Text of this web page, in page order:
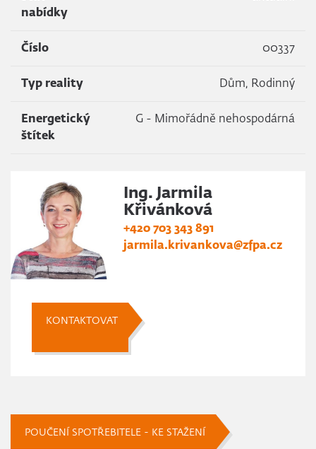
nabídky
Číslo 00337
Typ reality Dům, Rodinný
Energetický
štítek
G - Mimořádně nehospodárná
Ing. Jarmila
Křivánková
+420 703 343 891
jarmila.krivankova@zfpa.cz
KONTAKTOVAT
POUČENÍ SPOTŘEBITELE - KE STAŽENÍ